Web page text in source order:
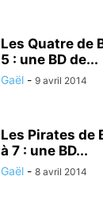
Les Quatre de
5 : une BD de...
Gaël - 9 avril 2014
Les Pirates de
à 7 : une BD...
Gaël - 8 avril 2014